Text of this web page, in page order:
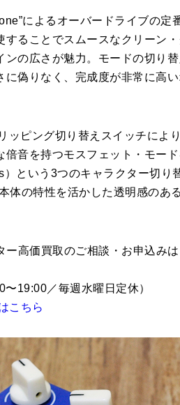
によるオーバードライブの定
ることでスムースなクリーン
の広さが魅力。モードの切り
に偽りなく、完成度が非常に高
ピング切り替えスイッチによ
音を持つモスフェット・モード
という3つのキャラクター切り
体の特性を活かした透明感のあ
高価買取のご相談・お申込み
〜19:00／毎週水曜日定休）
こちら